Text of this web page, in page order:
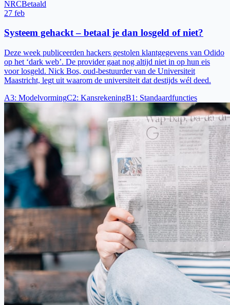
NRCBetaald
27 feb
Systeem gehackt – betaal je dan losgeld of niet?
Deze week publiceerden hackers gestolen klantgegevens van Odido
op het ‘dark web’. De provider gaat nog altijd niet in op hun eis
voor losgeld. Nick Bos, oud-bestuurder van de Universiteit
Maastricht, legt uit waarom de universiteit dat destijds wél deed.
A3: ModelvormingC2: KansrekeningB1 : Standaardfuncties